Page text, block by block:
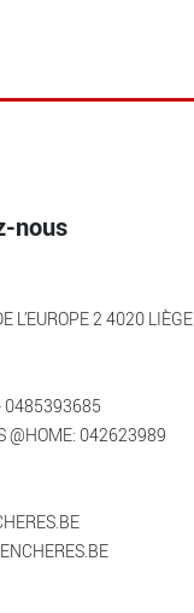
nous
L’EUROPE 2 4020 LIÈGE
0485393685
@HOME: 042623989